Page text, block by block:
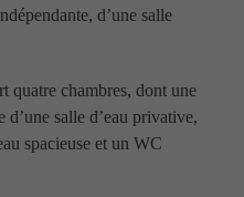
d’une salle
quatre chambres, dont une
d’une salle d’eau privative,
spacieuse et un WC